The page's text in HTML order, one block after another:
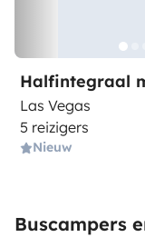
Halfintegraal
Las Vegas
5 reizigers
Nieuw
Buscampers